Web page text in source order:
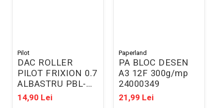
Pilot
DAC ROLLER
PILOT FRIXION 0.7
ALBASTRU PBL-
FR7L12/074FRIXAA
14,90 Lei
Paperland
PA BLOC DESEN
A3 12F 300g/mp
24000349
21,99 Lei